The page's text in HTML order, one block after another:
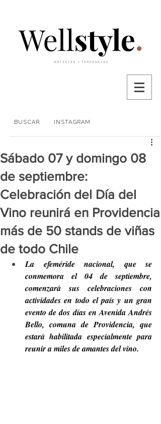
BUSCAR INSTAGRAM
Sábado 07 y domingo 08
de septiembre:
Celebración del Día del
Vino reunirá en Providencia
más de 50 stands de viñas
de todo Chile
La efeméride nacional, que se
conmemora el 04 de septiembre,
comenzará sus celebraciones con
actividades en todo el país y un gran
evento de dos días en Avenida Andrés
Bello, comuna de Providencia, que
estará habilitada especialmente para
reunir a miles de amantes del vino.